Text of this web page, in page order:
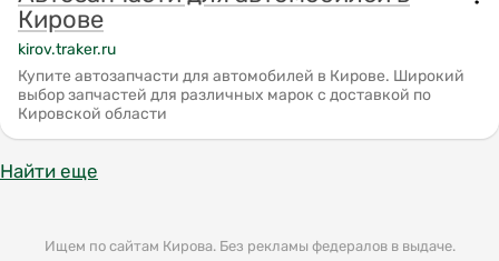
Кирове
kirov.traker.ru
Купите автозапчасти для автомобилей в Кирове. Широкий
выбор запчастей для различных марок с доставкой по
Кировской области
Найти еще
Ищем по сайтам Кирова. Без рекламы федералов в выдаче.